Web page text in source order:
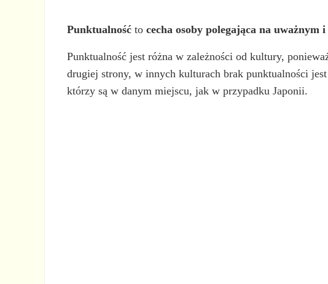
Punktualność tocecha osoby polegająca na
Punktualność jest różna w zależności od kultury,
drugiej strony, w innych kulturach brak punktualności
którzy są w danym miejscu, jak w przypadku Japonii.